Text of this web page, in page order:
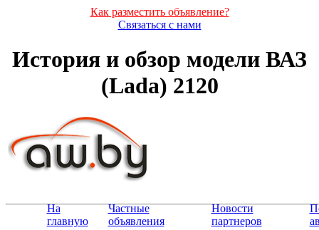
Как разместить объявление?
Связаться с нами
История и обзор модели ВАЗ
(Lada) 2120
На
главную
Частные
объявления
Новости
партнеров